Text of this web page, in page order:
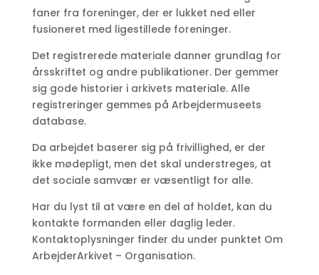
faner fra foreninger, der er lukket ned eller
fusioneret med ligestillede foreninger.
Det registrerede materiale danner grundlag for
årsskriftet og andre publikationer. Der gemmer
sig gode historier i arkivets materiale. Alle
registreringer gemmes på Arbejdermuseets
database.
Da arbejdet baserer sig på frivillighed, er der
ikke mødepligt, men det skal understreges, at
det sociale samvær er væsentligt for alle.
Har du lyst til at være en del af holdet, kan du
kontakte formanden eller daglig leder.
Kontaktoplysninger finder du under punktet Om
ArbejderArkivet – Organisation.